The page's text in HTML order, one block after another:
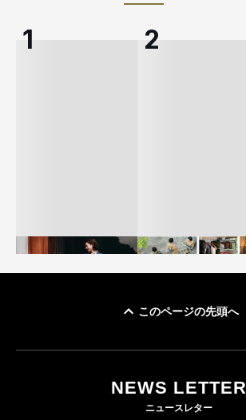
ケットなど7型を発売
をラインナップ
このページの先頭へ
NEWS LETTER
ニュースレター